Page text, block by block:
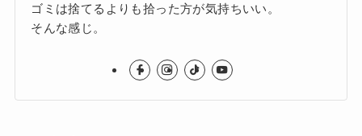
ゴミは捨てるよりも拾った方が気持ちいい。
そんな感じ。